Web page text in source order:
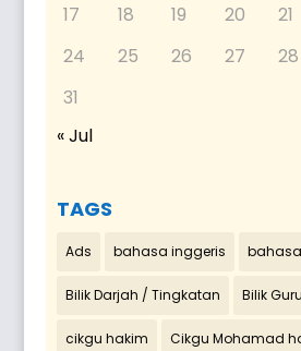
17
18 19 20 21
24
25 26 27 28
31
« Jul
TAGS
Ads bahasa inggeris
Bilik Darjah / Tingkatan Bilik Guru
cikgu hakim Cikgu Mohamad